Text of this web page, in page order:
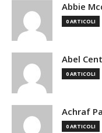
Abbie
0 ARTICOLI
Abel
0 ARTICOLI
Achraf
0 ARTICOLI